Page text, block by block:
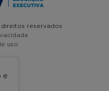
reservados
uso
e